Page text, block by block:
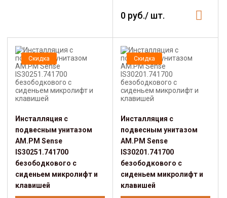
0 руб./ шт.
Скидка
Инсталляция с
подвесным унитазом
AM.PM Sense
IS30251.741700
безободкового с
сиденьем микролифт и
клавишей
Скидка
Инсталляция с
подвесным унитазом
AM.PM Sense
IS30201.741700
безободкового с
сиденьем микролифт и
клавишей